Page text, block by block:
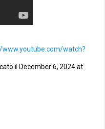
www.youtube.com/watch?
il December 6, 2024 at